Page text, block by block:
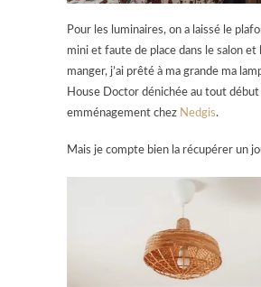
Pour les luminaires, on a laissé le
mini et faute de place dans le salon et
manger, j’ai prêté à ma grande ma
House Doctor dénichée au tout
emménagement chez Nedgis.
Mais je compte bien la récupérer un